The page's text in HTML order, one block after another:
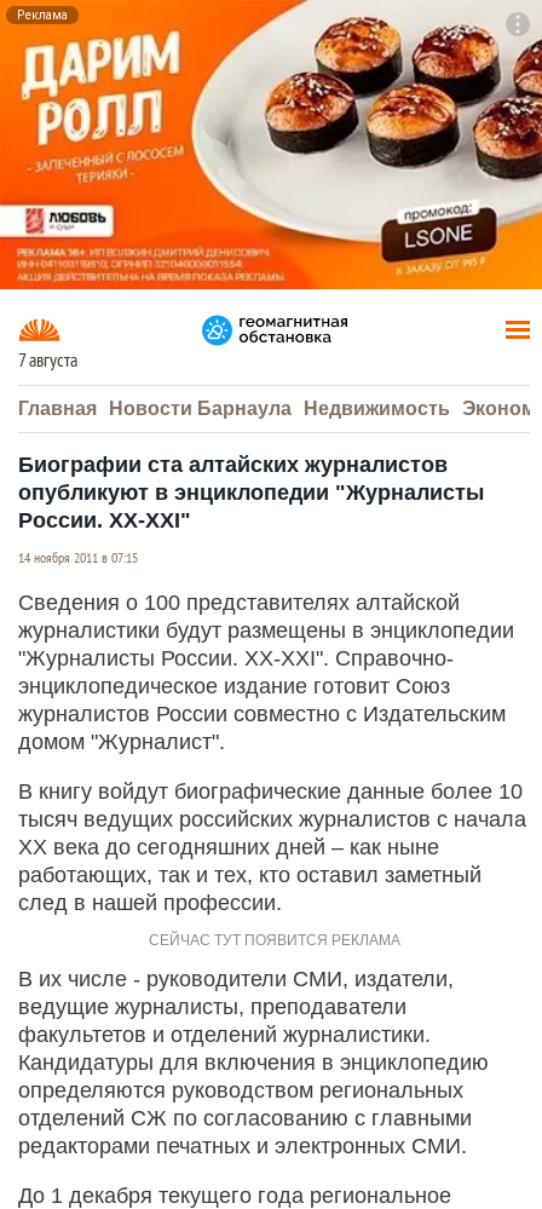
Реклама
7 августа
Главная Новости Барнаула Недвижимость
Биографии ста алтайских журналистов
опубликуют в энциклопедии "Журналисты
России. ХХ-ХХI"
14 ноября 2011 в 07:15
Сведения о 100 представителях алтайской
журналистики будут размещены в энциклопедии
"Журналисты России. ХХ-ХХI". Справочно-
энциклопедическое издание готовит Союз
журналистов России совместно с Издательским
домом "Журналист".
В книгу войдут биографические данные более 10
тысяч ведущих российских журналистов с начала
XX века до сегодняшних дней – как ныне
работающих, так и тех, кто оставил заметный
след в нашей профессии.
В их числе - руководители СМИ, издатели,
ведущие журналисты, преподаватели
факультетов и отделений журналистики.
Кандидатуры для включения в энциклопедию
определяются руководством региональных
отделений СЖ по согласованию с главными
редакторами печатных и электронных СМИ.
До 1 декабря текущего года региональное